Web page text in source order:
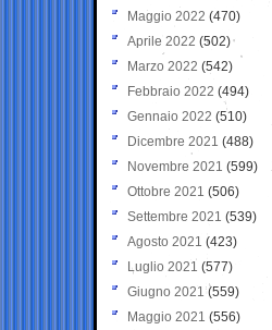
Maggio 2022 (470)
Aprile 2022 (502)
Marzo 2022 (542)
Febbraio 2022 (494)
Gennaio 2022 (510)
Dicembre 2021 (488)
Novembre 2021 (599)
Ottobre 2021 (506)
Settembre 2021 (539)
Agosto 2021 (423)
Luglio 2021 (577)
Giugno 2021(559)
Maggio 2021 (556)